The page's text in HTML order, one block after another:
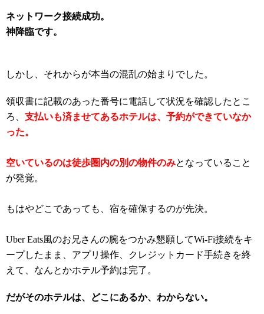
ネットワーク接続成功。
神降臨です。
しかし、それからが本当の混乱の始まりでした。
領収書に記載のあった番号に電話して状況を確認したとこ
ろ、 支払いも済ませてあるホテルは、予約ができていなか
った。
空いているのは徒歩圏内の別の物件のみとなっていること
が発覚。
もはやどこであっても、宿を確保するのが先決。
Uber Eats風のお兄さんの腕をつかみ懇願してWi-Fi接続をキ
ープしたまま、アプリ操作、クレジットカード手続きを終
えて、なんとかホテル予約は完了。
だがそのホテルは、どこにあるか、わからない。